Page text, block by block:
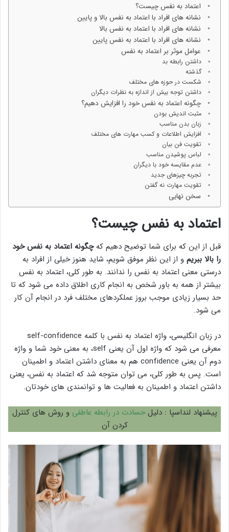
اعتماد به نفس چیست؟
نشانه های افراد با اعتماد به نفس بالا و پایین
نشانه های افراد با اعتماد به نفس بالا
نشانه های افراد با اعتماد به نفس پایین
عوامل موثر بر اعتماد به نفس
داشتن رابطه بد
گذشته
شکست در حوزه های مختلف
داشتن توجه بیش از اندازه به نظرات دیگران
چگونه اعتماد به نفس خود را افزایش دهیم؟
مثبت اندیش بودن
زبان بدن مناسب
افزایش اطلاعات و کسب مهارت های مختلف
تقویت فن بیان
لباس پوشیدن مناسب
عدم مقایسه خود با دیگران
تجربه چیزهای جدید
تقویت مهارت نه گفتن
سخن نهایی
اعتماد به نفس چیست؟
قبل از این که برای شما توضیح دهیم کهچگونه اعتماد به نفس خود
را بالا ببریم و از این نظر موفق شویم، شاید هنوز خیلی از افراد به
درستی معنی اعتماد به نفس را ندانند. به طور کلی، اعتماد به نفس
بیشتر از همه به باور شخص به انجام کاری اطلاق داده می شود که تا
حد بسیار زیادی موجب بروز عملکردهای مختلف فرد در انجام آن کار
می شود.
در زبان انگلیسی، واژه اعتماد به نفس با کلمه self-confidence
معرفی می شود که واژه اول آن یعنی self، به معنی خود شما و واژه
دوم آن یعنی confidence هم به معنای داشتن اعتماد و اطمینان
است. پس به طور کلی، می توان متوجه شد که اعتماد به نفس، یعنی
داشتن اعتماد و اطمینان به فعالیت ها و توانمندی های خودتان.
پیشنهاد لنداسپا : دلیلحسادت در رابطه عاطفی و روش های کنترل
کردن آن